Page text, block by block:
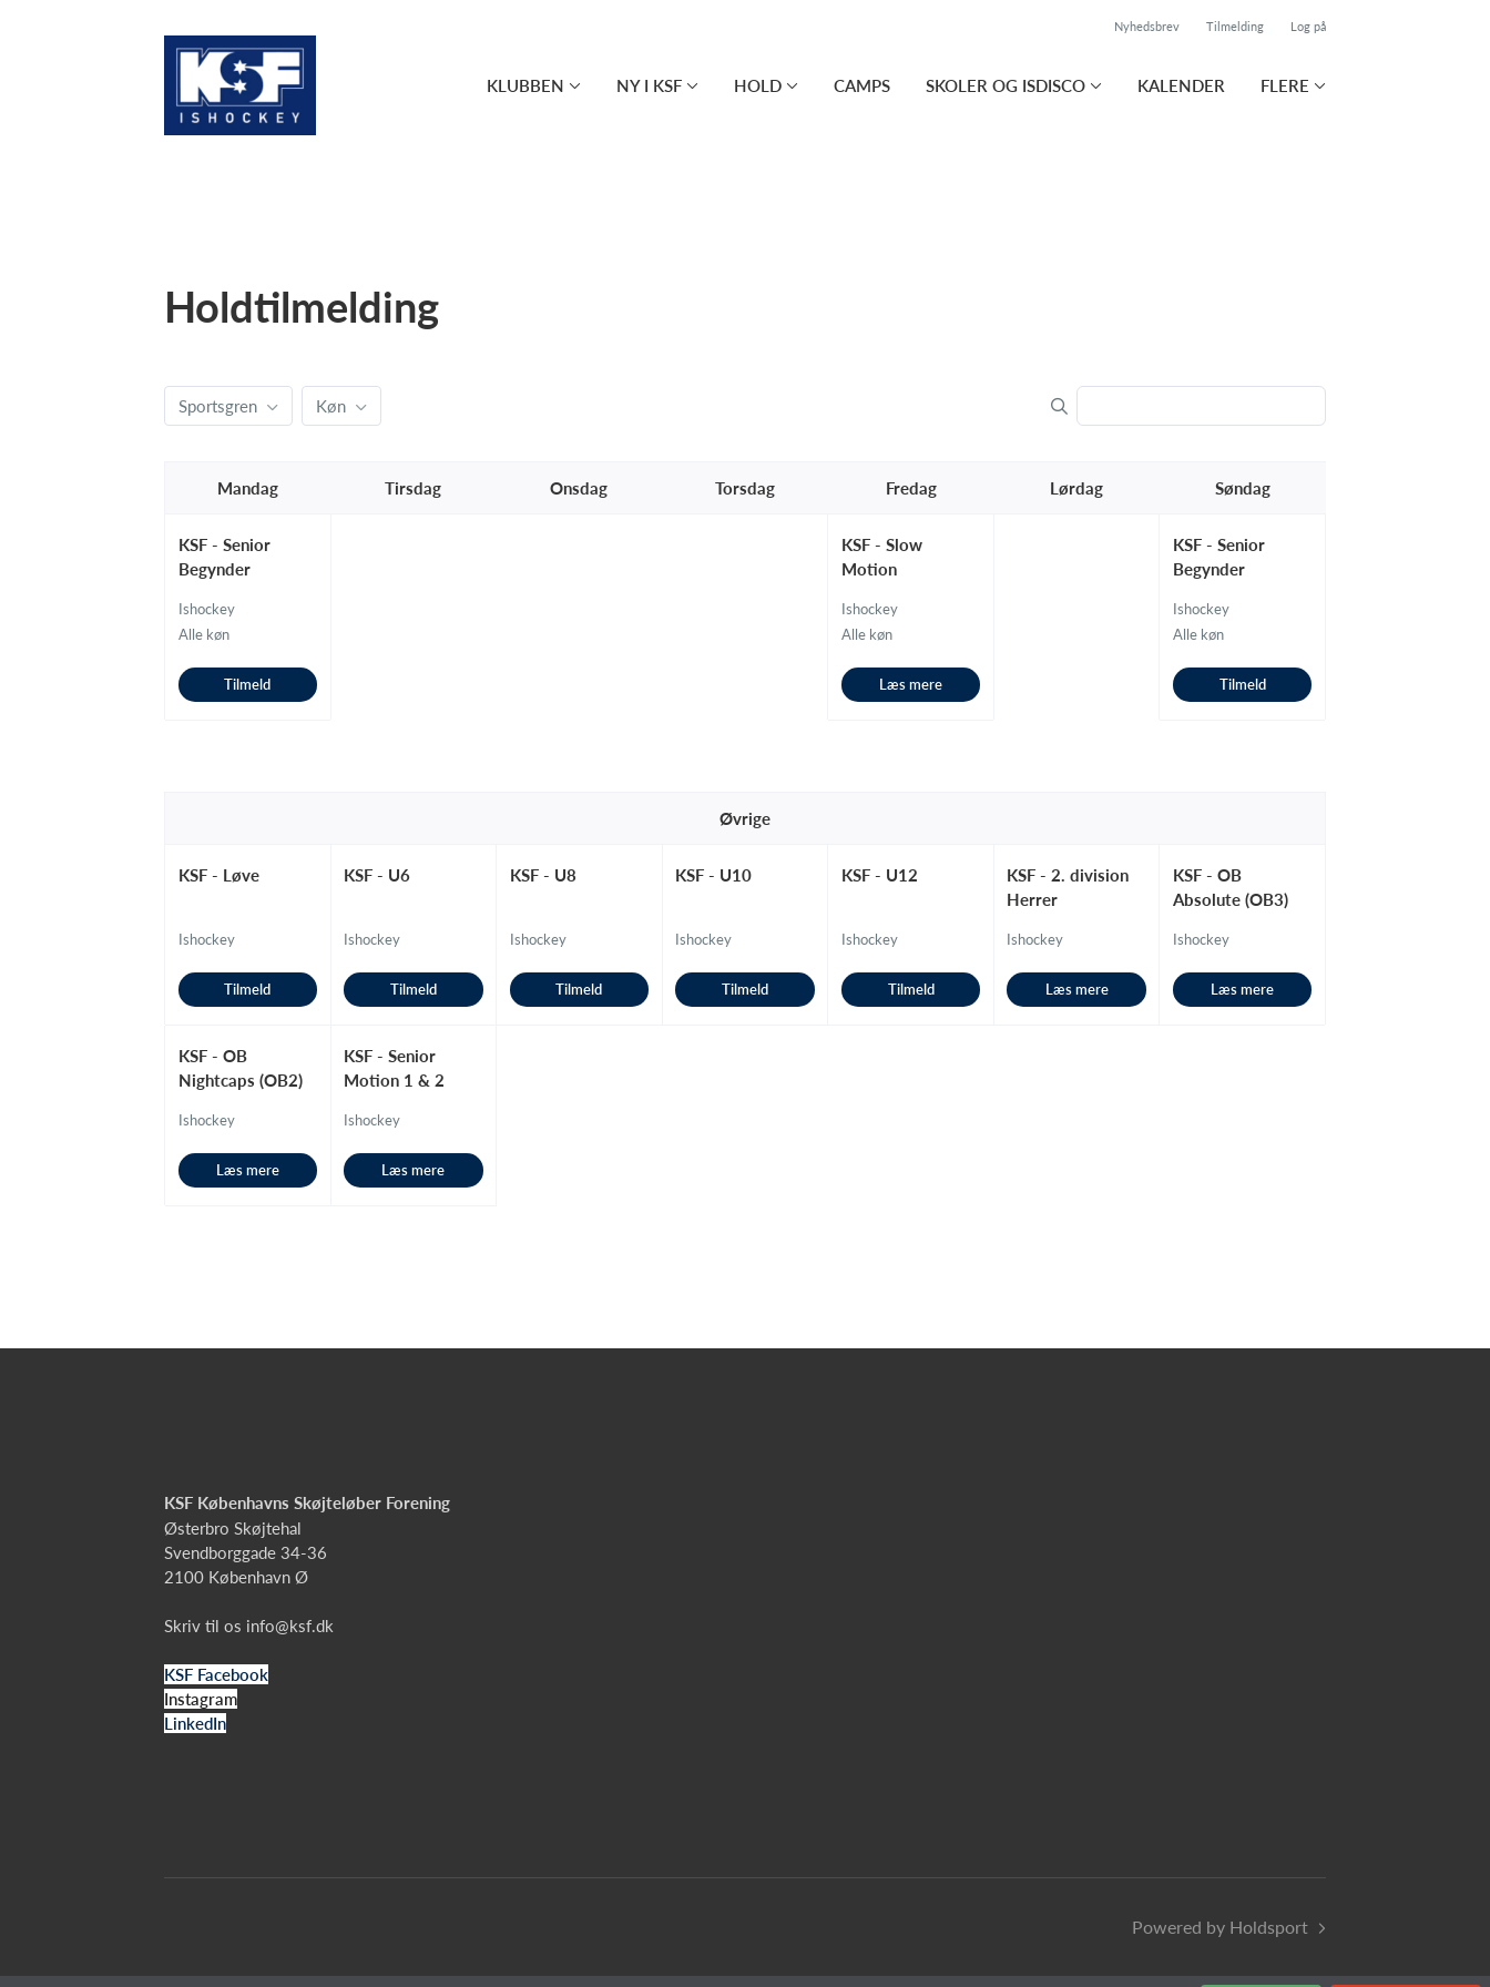
Nyhedsbrev Tilmelding Log på
KLUBBEN NY I KSF HOLD CAMPS SKOLER OG ISDISCO KALENDER FLERE
Holdtilmelding
Sportsgren Køn
Mandag
KSF - Senior
Begynder
Ishockey
Alle køn
Tilmeld
Tirsdag Onsdag Torsdag Fredag
KSF - Slow
Motion
Ishockey
Alle køn
Læs mere
Lørdag Søndag
KSF - Senior
Begynder
Ishockey
Alle køn
Tilmeld
Øvrige
KSF - Løve
Ishockey
Tilmeld
KSF - U6
Ishockey
Tilmeld
KSF - U8
Ishockey
Tilmeld
KSF - U10
Ishockey
Tilmeld
KSF - U12
Ishockey
Tilmeld
KSF - 2. division
Herrer
Ishockey
Læs mere
KSF - OB
Absolute (OB3)
Ishockey
Læs mere
KSF - OB
Nightcaps (OB2)
Ishockey
Læs mere
KSF - Senior
Motion 1 & 2
Ishockey
Læs mere
KSF Københavns Skøjteløber Forening
Østerbro Skøjtehal
Svendborggade 34-36
2100 København Ø
Skriv til os info@ksf.dk
KSF Facebook
Instagram
LinkedIn
Powered by Holdsport